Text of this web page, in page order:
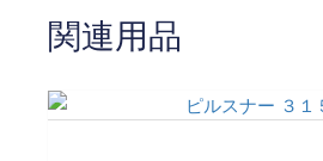
関連用品